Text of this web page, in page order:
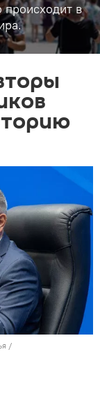
происходит в
/